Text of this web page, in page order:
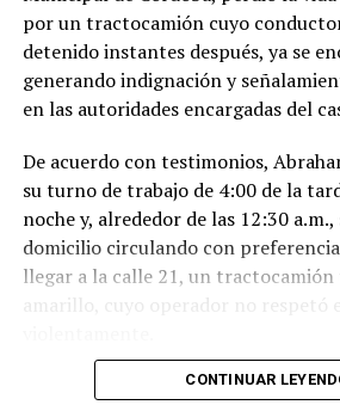
por un tractocamión cuyo
detenido instantes después, ya se
generando indignación y
en las autoridades encargadas del
De acuerdo con testimonios,
su turno de trabajo de 4:00 de la
noche y, alrededor de las 12:30
domicilio circulando con
llegar a la calle 21, un
amarillo, cuyo operador no respetó
El conductor, identificado como Adán
CONTINUAR